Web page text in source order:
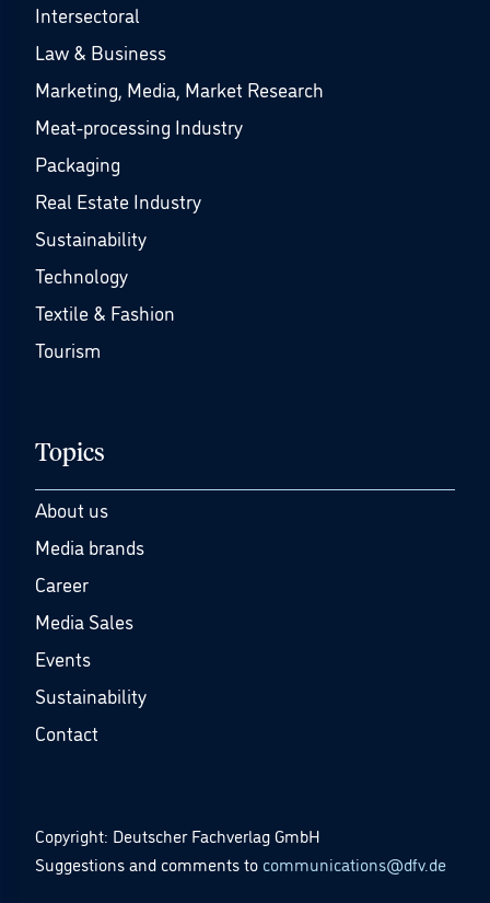
Intersectoral
Law & Business
Marketing, Media, Market Research
Meat-processing Industry
Packaging
Real Estate Industry
Sustainability
Technology
Textile & Fashion
Tourism
Topics
About us
Media brands
Career
Media Sales
Events
Sustainability
Contact
Copyright: Deutscher Fachverlag GmbH
Suggestions and comments to communications@dfv.de